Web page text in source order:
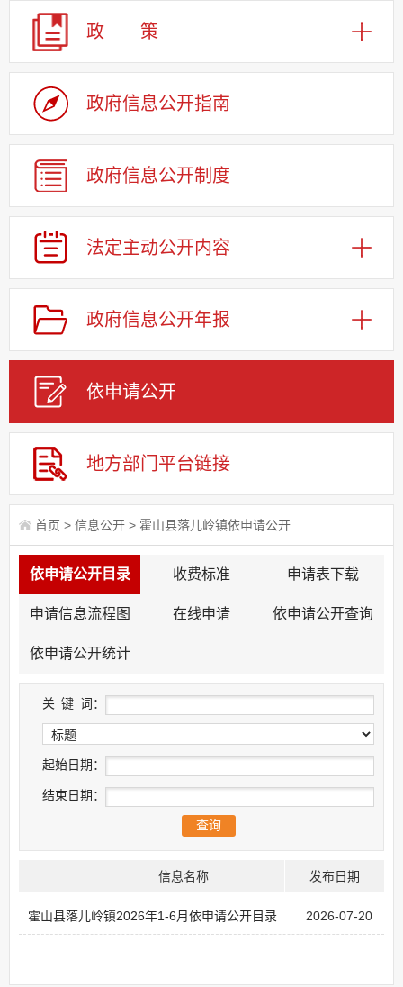
政 策
政府信息公开指南
政府信息公开制度
法定主动公开内容
政府信息公开年报
依申请公开
地方部门平台链接
首页 > 信息公开 > 霍山县落儿岭镇依申请公开
依申请公开目录 收费标准 申请表下载
申请信息流程图 在线申请 依申请公开查询
依申请公开统计
关 键 词：
起始日期：
结束日期：
发布日期
信息名称
2026-07-20
霍山县落儿岭镇2026年1-6月依申请公开目录